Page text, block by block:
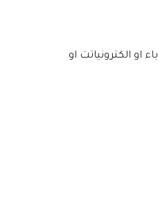
الكترونياتت او